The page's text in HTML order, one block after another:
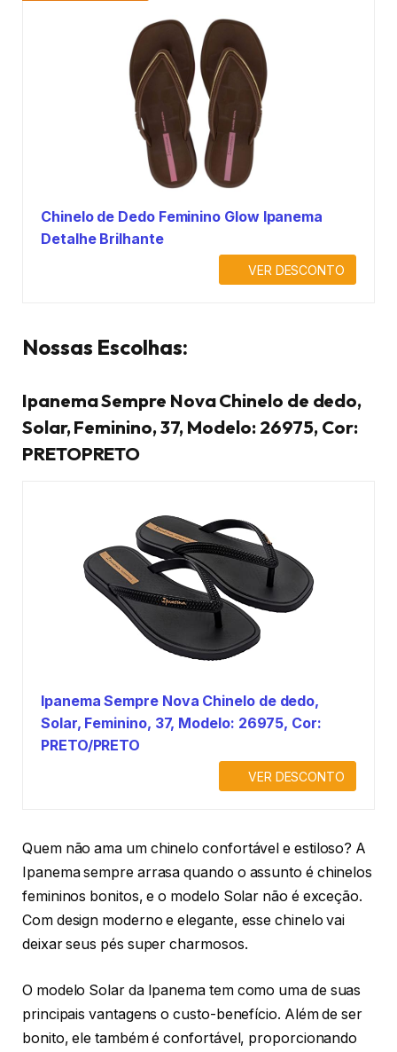
Chinelo de Dedo Feminino Glow Ipanema
Detalhe Brilhante
VER DESCONTO
Nossas Escolhas:
Ipanema Sempre Nova Chinelo de dedo,
Solar, Feminino, 37, Modelo: 26975, Cor:
PRETOPRETO
Ipanema Sempre Nova Chinelo de dedo,
Solar, Feminino, 37, Modelo: 26975, Cor:
PRETO/PRETO
VER DESCONTO
Quem não ama um chinelo confortável e estiloso? A
Ipanema sempre arrasa quando o assunto é chinelos
femininos bonitos, e o modelo Solar não é exceção.
Com design moderno e elegante, esse chinelo vai
deixar seus pés super charmosos.
O modelo Solar da Ipanema tem como uma de suas
principais vantagens o custo-benefício. Além de ser
bonito, ele também é confortável, proporcionando